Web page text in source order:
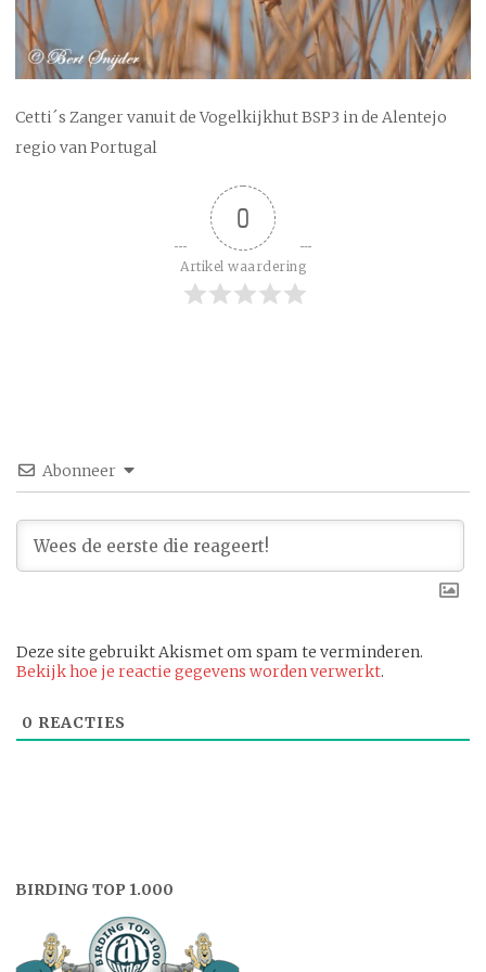
Cetti´s Zanger vanuit de Vogelkijkhut BSP3 in de Alentejo
regio van Portugal
0
Artikel waardering
Abonneer
Deze site gebruikt Akismet om spam te verminderen.
Bekijk hoe je reactie gegevens worden verwerkt.
0 REACTIES
BIRDING TOP 1.000